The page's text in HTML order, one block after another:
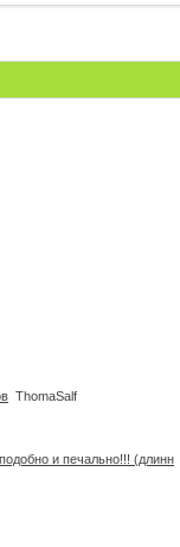
ThomaSalf
и печально!!! (длинн